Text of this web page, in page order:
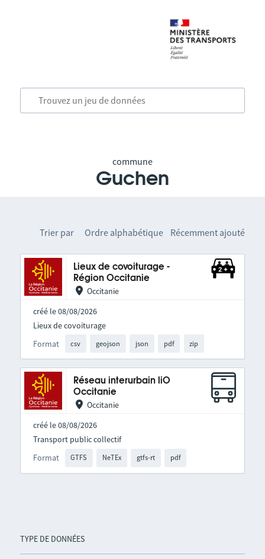
commune
Guchen
TYPE DE DONNÉES
Trier par Ordre alphabétique Récemment ajouté
Lieux de covoiturage -
Région Occitanie
Occitanie
créé le 08/08/2026
Format csv geojson json pdf zip
Lieux de covoiturage
Réseau interurbain liO
Occitanie
Occitanie
créé le 08/08/2026
Format GTFS NeTEx gtfs-rt pdf
Transport public collectif